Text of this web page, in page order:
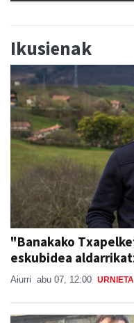
Ikusienak
"Banakako
eskubidea
Aiurri abu 07, 12:00 URNIETA